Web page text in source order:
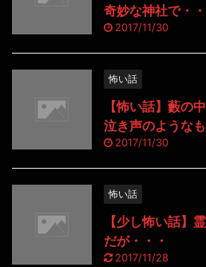
奇妙な神社で・・
2017/11/30
怖い話
【怖い話】藪の
泣き声のような
2017/11/30
怖い話
【少し怖い話】
だが・・・
2017/11/28